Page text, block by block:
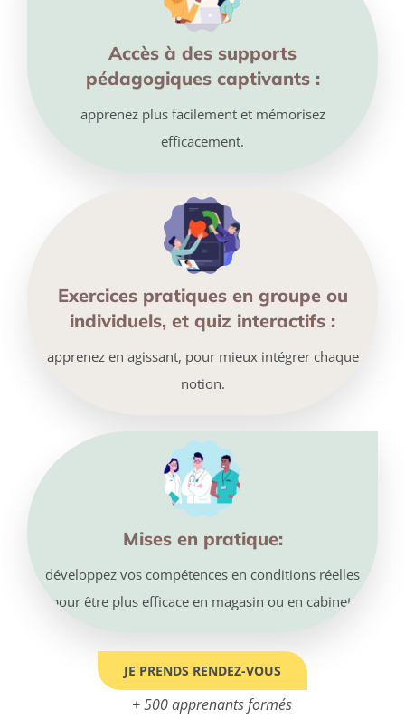
Accès à des supports
pédagogiques captivants :
apprenez plus facilement et mémorisez
efficacement.
Exercices pratiques en groupe ou
individuels, et quiz interactifs :
apprenez en agissant, pour mieux intégrer chaque
notion.
Mises en pratique:
développez vos compétences en conditions réelles
pour être plus efficace en magasin ou en cabinet.
JE PRENDS RENDEZ-VOUS
+ 500 apprenants formés